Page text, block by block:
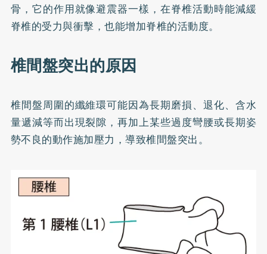
骨，它的作用就像避震器一樣，在脊椎活動時能減緩
脊椎的受力與衝擊，也能增加脊椎的活動度。
椎間盤突出的原因
椎間盤周圍的纖維環可能因為長期磨損、退化、含水
量遞減等而出現裂隙，再加上某些過度彎腰或長期姿
勢不良的動作施加壓力，導致椎間盤突出。